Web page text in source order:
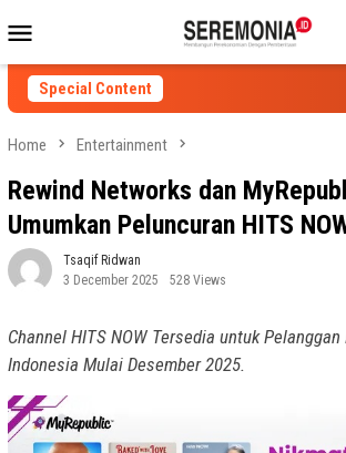
to
contentMenu
Special Content
Home Entertainment
Rewind Networks dan
Umumkan Peluncuran HITS
Tsaqif Ridwan
3 December 2025
528 Views
Channel HITS NOW Tersedia untuk
Indonesia Mulai Desember 2025.